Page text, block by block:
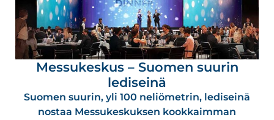
Messukeskus – Suomen suurin
lediseinä
Suomen suurin, yli 100 neliömetrin, lediseinä
nostaa Messukeskuksen kookkaimman